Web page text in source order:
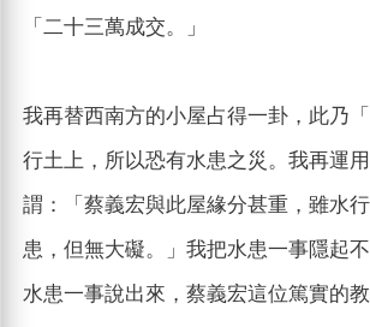
「二十三萬成交。」
我再替西南方的小屋占得一卦，此乃
行土上，所以恐有水患之災。我再運
謂：「蔡義宏與此屋緣分甚重，雖水
患，但無大礙。」我把水患一事隱起
水患一事說出來，蔡義宏這位篤實的